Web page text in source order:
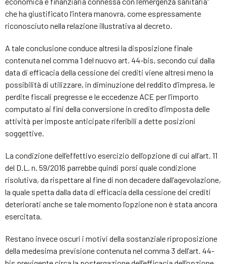
che ha giustificato l’intera manovra, come espressamente
riconosciuto nella relazione illustrativa al decreto.
A tale conclusione conduce altresì la disposizione finale
contenuta nel comma 1 del nuovo art. 44-bis, secondo cui dalla
data di efficacia della cessione dei crediti viene altresì meno la
possibilità di utilizzare, in diminuzione del reddito d’impresa, le
perdite fiscali pregresse e le eccedenze ACE per l’importo
computato ai fini della conversione in credito d’imposta delle
attività per imposte anticipate riferibili a dette posizioni
soggettive.
La condizione dell’effettivo esercizio dell’opzione di cui all’art. 11
del D.L. n. 59/2016 parrebbe quindi porsi quale condizione
risolutiva, da rispettare al fine di non decadere dall’agevolazione,
la quale spetta dalla data di efficacia della cessione dei crediti
deteriorati anche se tale momento l’opzione non è stata ancora
esercitata.
Restano invece oscuri i motivi della sostanziale riproposizione
della medesima previsione contenuta nel comma 3 dell’art. 44-